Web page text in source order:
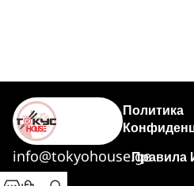
info@tokyohouse.ge
Политика
Правила